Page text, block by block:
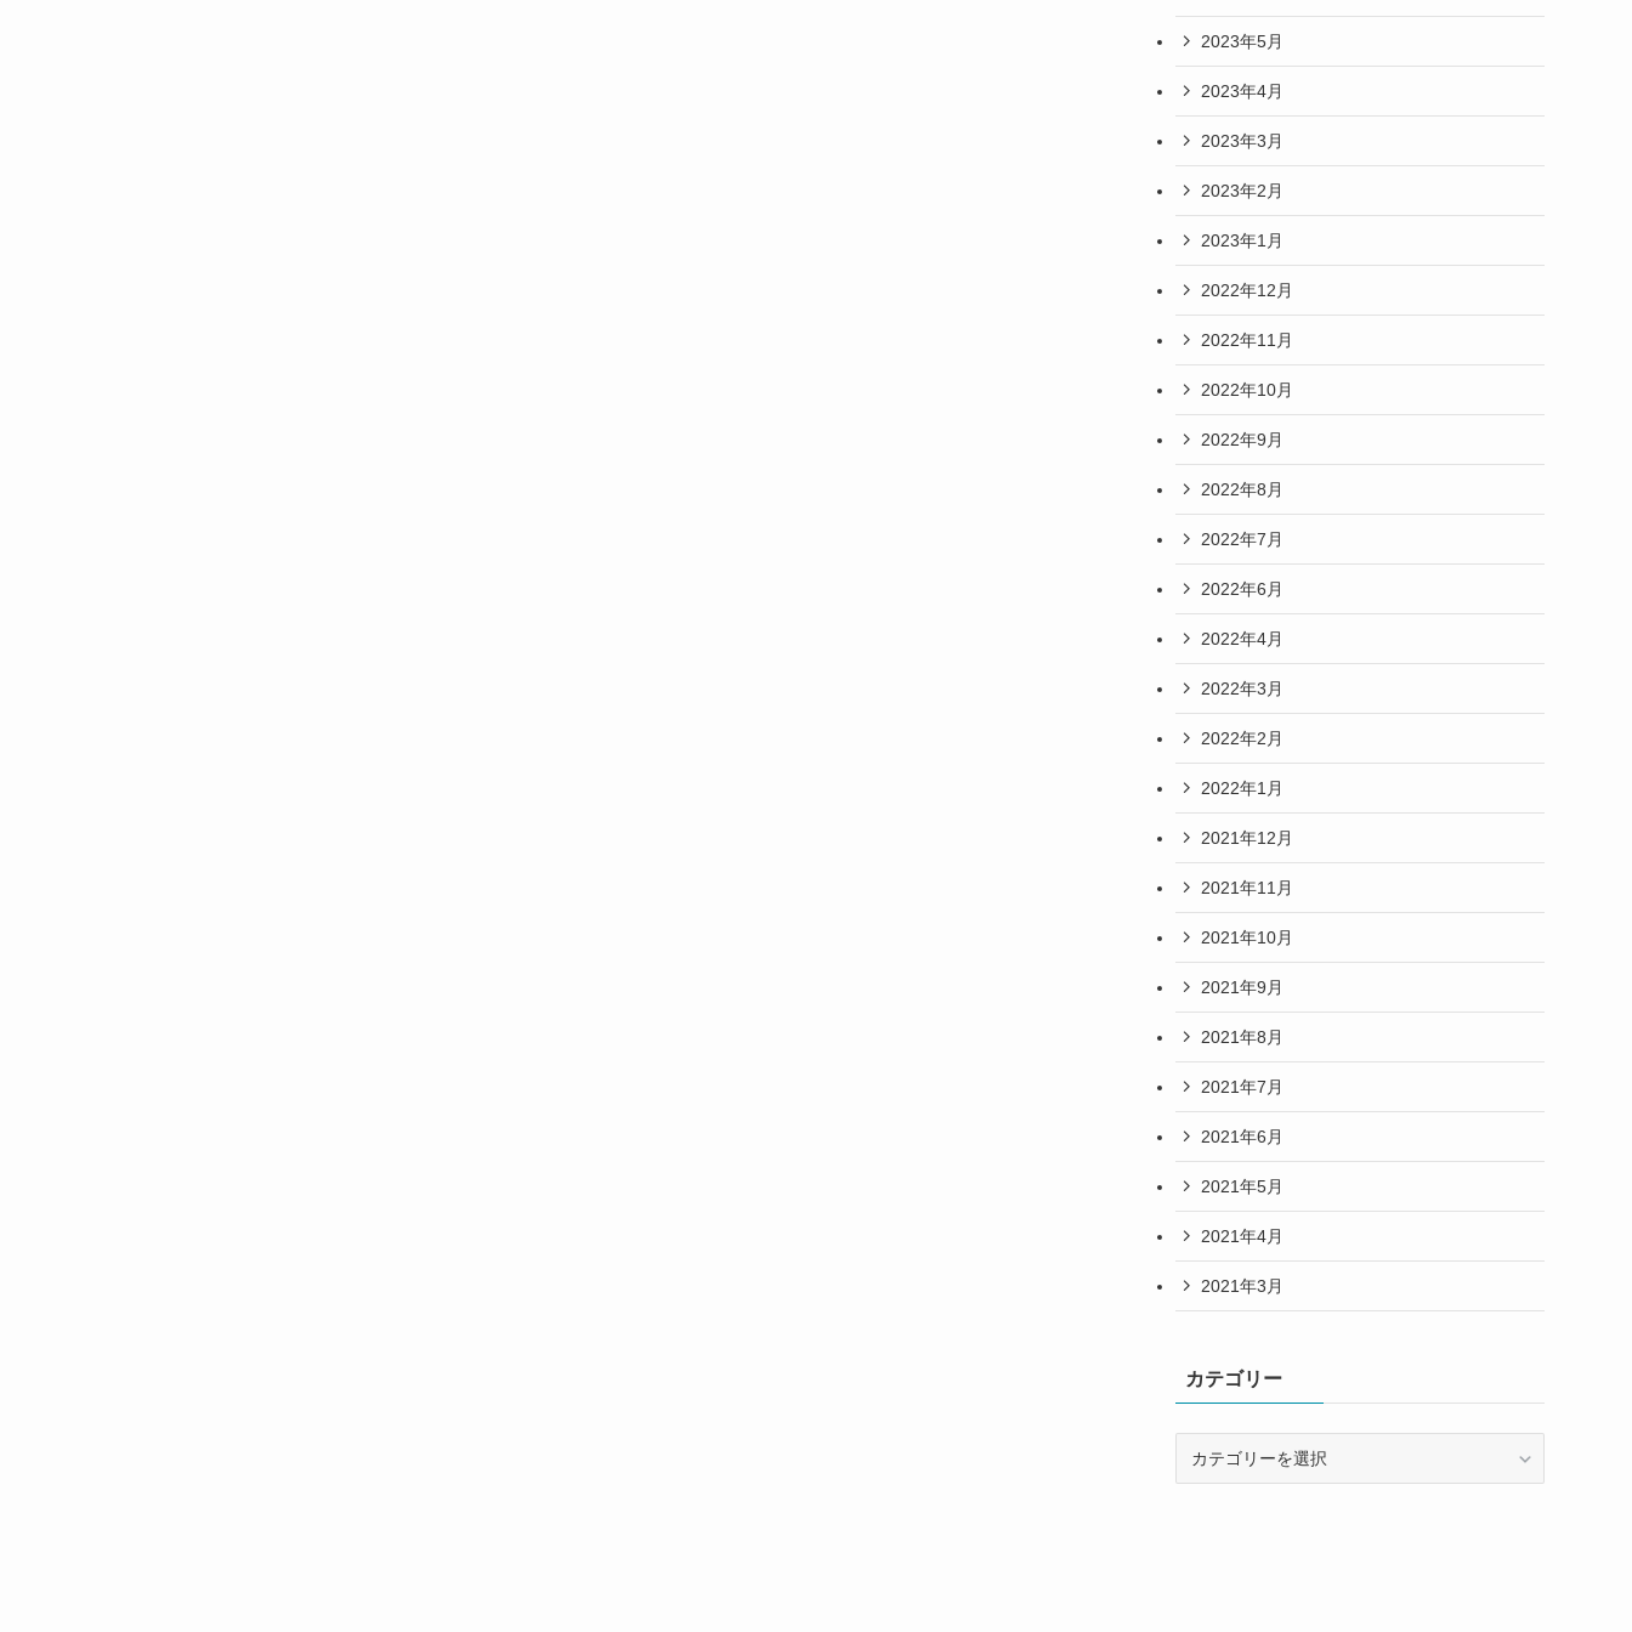
2023年5月
2023年4月
2023年3月
2023年2月
2023年1月
2022年12月
2022年11月
2022年10月
2022年9月
2022年8月
2022年7月
2022年6月
2022年4月
2022年3月
2022年2月
2022年1月
2021年12月
2021年11月
2021年10月
2021年9月
2021年8月
2021年7月
2021年6月
2021年5月
2021年4月
2021年3月
カテゴリー